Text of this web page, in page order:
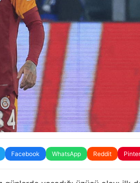
Facebook WhatsApp Reddit